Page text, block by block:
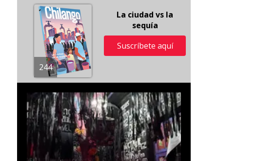
244
La ciudad vs la
sequía
Suscríbete aquí